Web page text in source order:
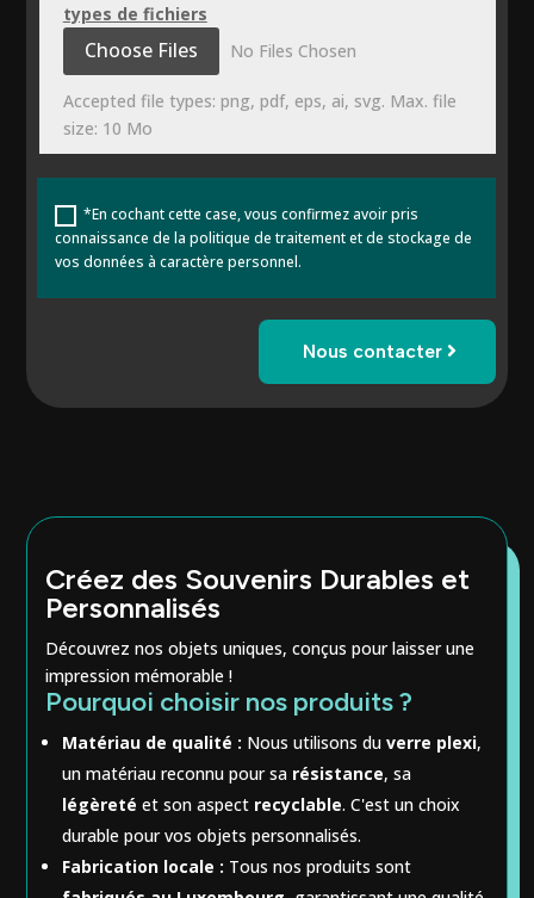
types de fichiers
File Input
Choose Files No Files Chosen
Accepted file types: png, pdf, eps, ai, svg. Max. file
size: 10 Mo
*En cochant cette case, vous confirmez avoir pris
connaissance de la politique de traitement et de stockage de
vos données à caractère personnel.
Nous contacter
Créez des Souvenirs Durables et
Personnalisés
Découvrez nos objets uniques, conçus pour laisser une
impression mémorable !
Pourquoi choisir nos produits ?
Matériau de qualité : Nous utilisons duverre plexi,
un matériau reconnu pour sa résistance, sa
légèreté et son aspect recyclable. C'est un choix
durable pour vos objets personnalisés.
Fabrication locale : Tous nos produits sont